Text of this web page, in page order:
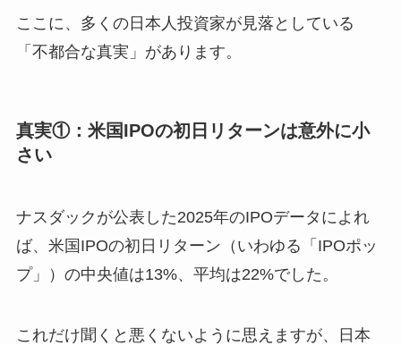
ここに、多くの日本人投資家が見落としている
「不都合な真実」があります。
真実①：米国IPOの初日リターンは意外に小
さい
ナスダックが公表した2025年のIPOデータによれ
ば、米国IPOの初日リターン（いわゆる「IPOポッ
プ」）の中央値は13%、平均は22%でした。
これだけ聞くと悪くないように思えますが、日本